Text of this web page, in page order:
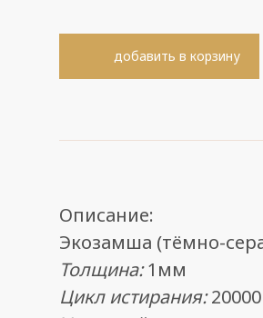
добавить в корзину
Описание:
Экозамша (тёмно-
Толщина:1мм
Цикл истирания:20000